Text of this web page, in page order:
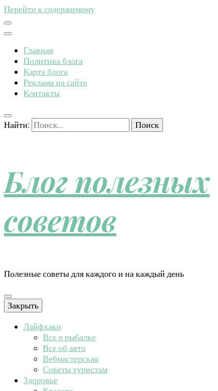
Перейти к содержимому
Главная
Политика блога
Карта блога
Реклама на сайте
Контакты
Найти:
Блог полезных
советов
Полезные советы для каждого и на каждый день
Закрыть
Лайфхаки
Все о рыбалке
Все об авто
Вебмастерская
Советы туристам
Здоровье